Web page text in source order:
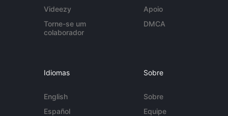
Videezy
Torne-se um
colaborador
Apoio
DMCA
Idiomas
English
Español
Sobre
Sobre
Equipe